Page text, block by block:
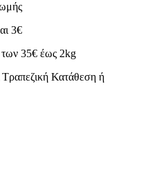
3€
των 35€ έως 2kg
Τραπεζική Κατάθεση ή